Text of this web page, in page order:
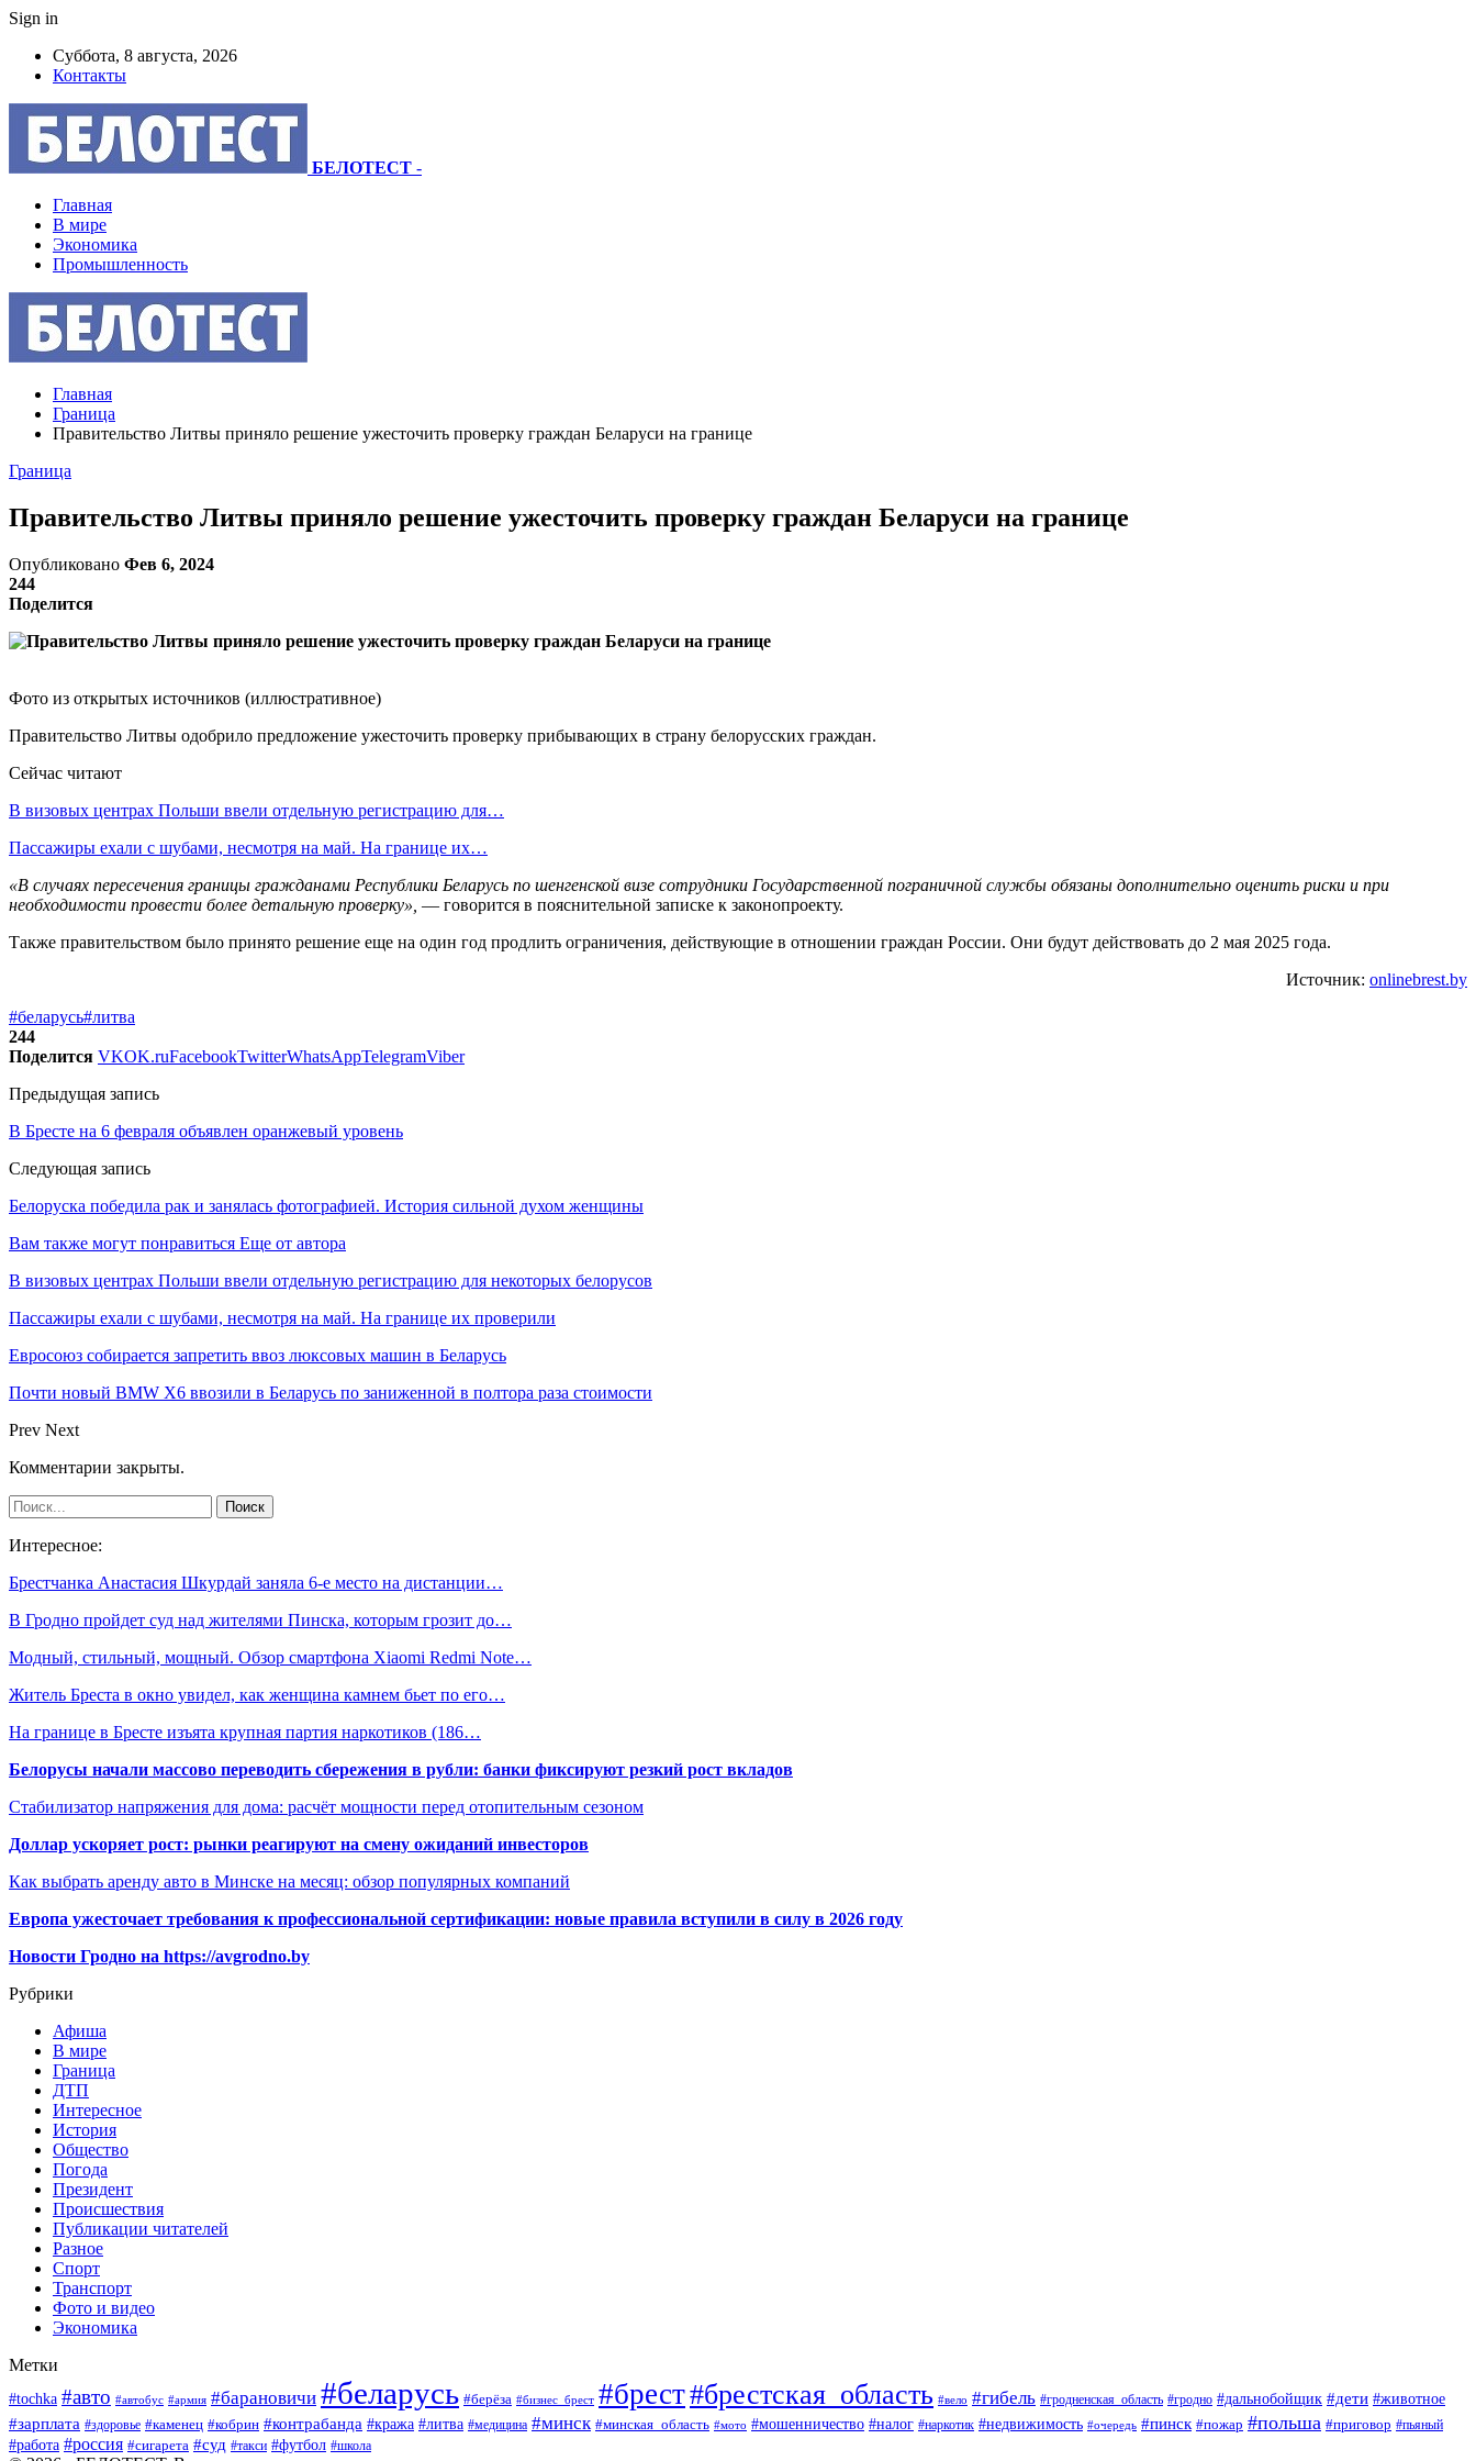
Sign in
Суббота, 8 августа, 2026
Контакты
БЕЛОТЕСТ -
Главная
В мире
Экономика
Промышленность
Главная
Граница
Правительство Литвы приняло решение ужесточить проверку граждан Беларуси на границе
Граница
Правительство Литвы приняло решение ужесточить проверку граждан Беларуси на границе
Опубликовано Фев 6, 2024
244
Поделится
Фото из открытых источников (иллюстративное)
Правительство Литвы одобрило предложение ужесточить проверку прибывающих в страну белорусских граждан.
Сейчас читают
В визовых центрах Польши ввели отдельную регистрацию для…
Пассажиры ехали с шубами, несмотря на май. На границе их…
«В случаях пересечения границы гражданами Республики Беларусь по шенгенской визе сотрудники Государственной пограничной службы обязаны дополнительно оценить риски и при
необходимости провести более детальную проверку», — говорится в пояснительной записке к законопроекту.
Также правительством было принято решение еще на один год продлить ограничения, действующие в отношении граждан России. Они будут действовать до 2 мая 2025 года.
Источник: onlinebrest.by
#беларусь#литва
244
Поделится VKOK.ruFacebookTwitterWhatsAppTelegramViber
Предыдущая запись
В Бресте на 6 февраля объявлен оранжевый уровень
Следующая запись
Белоруска победила рак и занялась фотографией. История сильной духом женщины
Вам также могут понравиться Еще от автора
В визовых центрах Польши ввели отдельную регистрацию для некоторых белорусов
Пассажиры ехали с шубами, несмотря на май. На границе их проверили
Евросоюз собирается запретить ввоз люксовых машин в Беларусь
Почти новый BMW X6 ввозили в Беларусь по заниженной в полтора раза стоимости
Prev Next
Комментарии закрыты.
Интересное:
Брестчанка Анастасия Шкурдай заняла 6-е место на дистанции…
В Гродно пройдет суд над жителями Пинска, которым грозит до…
Модный, стильный, мощный. Обзор смартфона Xiaomi Redmi Note…
Житель Бреста в окно увидел, как женщина камнем бьет по его…
На границе в Бресте изъята крупная партия наркотиков (186…
Белорусы начали массово переводить сбережения в рубли: банки фиксируют резкий рост вкладов
Стабилизатор напряжения для дома: расчёт мощности перед отопительным сезоном
Доллар ускоряет рост: рынки реагируют на смену ожиданий инвесторов
Как выбрать аренду авто в Минске на месяц: обзор популярных компаний
Европа ужесточает требования к профессиональной сертификации: новые правила вступили в силу в 2026 году
Новости Гродно на https://avgrodno.by
Рубрики
Афиша
В мире
Граница
ДТП
Интересное
История
Общество
Погода
Президент
Происшествия
Публикации читателей
Разное
Спорт
Транспорт
Фото и видео
Экономика
Метки
#tochka #авто #автобус #армия #барановичи #беларусь #берёза #бизнес_брест #брест#брестская_область #вело #гибель #гродненская_область #гродно #дальнобойщик #дети #животное
#зарплата #здоровье #каменец #кобрин #контрабанда #кража #литва #медицина #минск #минская_область #мото #мошенничество #налог #наркотик #недвижимость #очередь #пинск #пожар #польша #приговор #пьяный
#работа #россия #сигарета #суд #такси #футбол #школа